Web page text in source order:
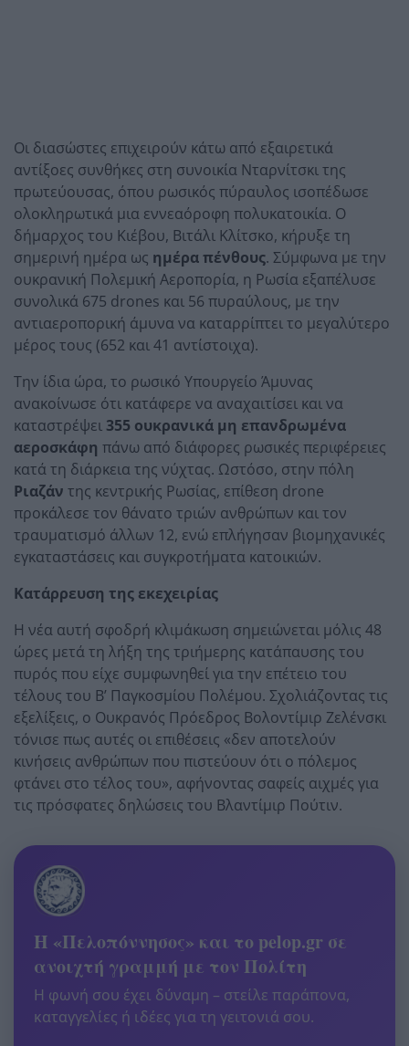
Οι διασώστες επιχειρούν κάτω από εξαιρετικά
αντίξοες συνθήκες στη συνοικία Νταρνίτσκι της
πρωτεύουσας, όπου ρωσικός πύραυλος ισοπέδωσε
ολοκληρωτικά μια εννεαόροφη πολυκατοικία. Ο
δήμαρχος του Κιέβου, Βιτάλι Κλίτσκο, κήρυξε τη
σημερινή ημέρα ως ημέρα πένθους. Σύμφωνα με την
ουκρανική Πολεμική Αεροπορία, η Ρωσία εξαπέλυσε
συνολικά 675 drones και 56 πυραύλους, με την
αντιαεροπορική άμυνα να καταρρίπτει το μεγαλύτερο
μέρος τους (652 και 41 αντίστοιχα).
Την ίδια ώρα, το ρωσικό Υπουργείο Άμυνας
ανακοίνωσε ότι κατάφερε να αναχαιτίσει και να
καταστρέψει 355 ουκρανικά μη επανδρωμένα
αεροσκάφη πάνω από διάφορες ρωσικές περιφέρειες
κατά τη διάρκεια της νύχτας. Ωστόσο, στην πόλη
Ριαζάν της κεντρικής Ρωσίας, επίθεση drone
προκάλεσε τον θάνατο τριών ανθρώπων και τον
τραυματισμό άλλων 12, ενώ επλήγησαν βιομηχανικές
εγκαταστάσεις και συγκροτήματα κατοικιών.
Κατάρρευση της εκεχειρίας
Η νέα αυτή σφοδρή κλιμάκωση σημειώνεται μόλις 48
ώρες μετά τη λήξη της τριήμερης κατάπαυσης του
πυρός που είχε συμφωνηθεί για την επέτειο του
τέλους του Β’ Παγκοσμίου Πολέμου. Σχολιάζοντας τις
εξελίξεις, ο Ουκρανός Πρόεδρος Βολοντίμιρ Ζελένσκι
τόνισε πως αυτές οι επιθέσεις «δεν αποτελούν
κινήσεις ανθρώπων που πιστεύουν ότι ο πόλεμος
φτάνει στο τέλος του», αφήνοντας σαφείς αιχμές για
τις πρόσφατες δηλώσεις του Βλαντίμιρ Πούτιν.
Η «Πελοπόννησος» και το pelop.gr σε
ανοιχτή γραμμή με τον Πολίτη
Η φωνή σου έχει δύναμη – στείλε παράπονα,
καταγγελίες ή ιδέες για τη γειτονιά σου.